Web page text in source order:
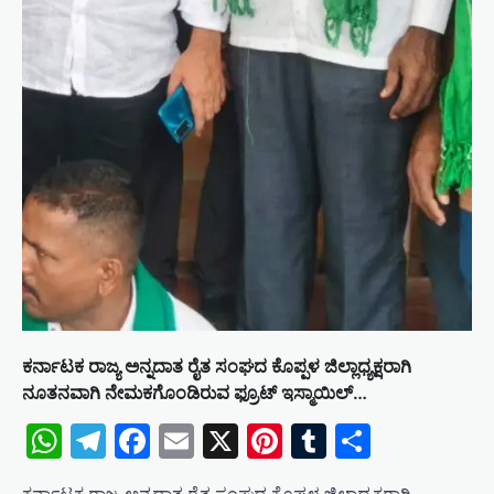
ಕರ್ನಾಟಕ ರಾಜ್ಯ ಅನ್ನದಾತ ರೈತ ಸಂಘದ ಕೊಪ್ಪಳ ಜಿಲ್ಲಾಧ್ಯಕ್ಷರಾಗಿ
ನೂತನವಾಗಿ ನೇಮಕಗೊಂಡಿರುವ ಫ್ರೂಟ್ ಇಸ್ಮಾಯಿಲ್…
WhatsApp
Telegram
Facebook
Email
X Pinterest
Tumblr